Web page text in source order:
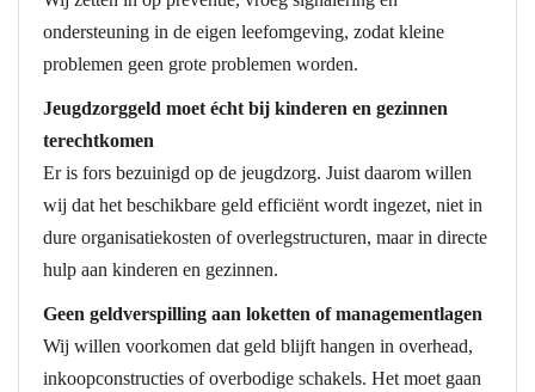
ondersteuning in de eigen leefomgeving, zodat kleine
problemen geen grote problemen worden.
Jeugdzorggeld moet écht bij kinderen en gezinnen
terechtkomen
Er is fors bezuinigd op de jeugdzorg. Juist daarom willen
wij dat het beschikbare geld efficiënt wordt ingezet, niet in
dure organisatiekosten of overlegstructuren, maar in directe
hulp aan kinderen en gezinnen.
Geen geldverspilling aan loketten of managementlagen
Wij willen voorkomen dat geld blijft hangen in overhead,
inkoopconstructies of overbodige schakels. Het moet gaan